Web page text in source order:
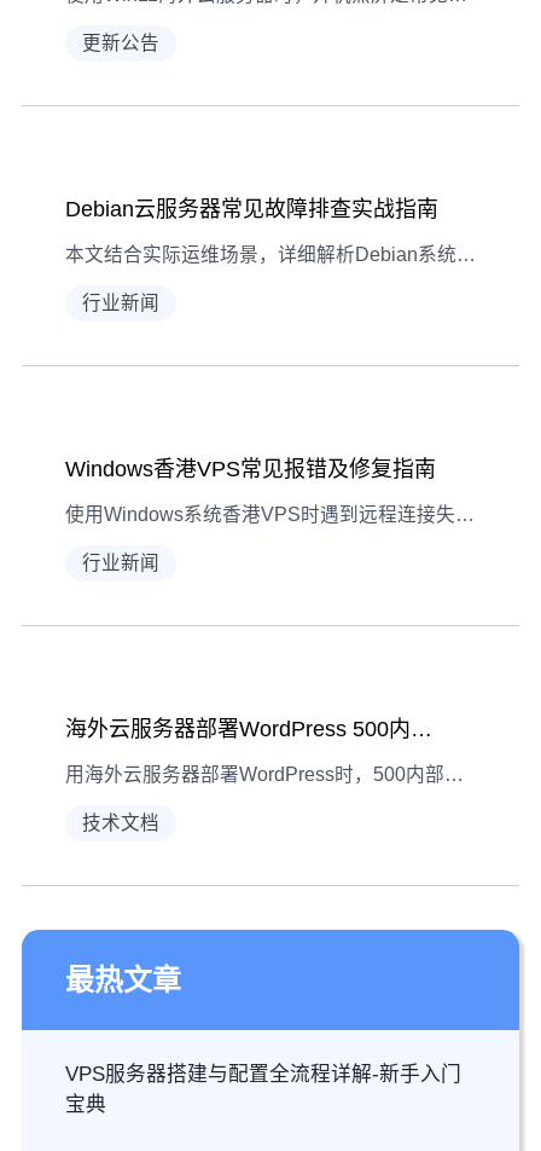
更新公告
Debian云服务器常见故障排查实战指南
本文结合实际运维场景，详细解析Debian系统云服务器网络连接、服务启动、磁盘空间三大常见故障的诊断与解决方法，助力快速定位问题。
行业新闻
Windows香港VPS常见报错及修复指南
使用Windows系统香港VPS时遇到远程连接失败、磁盘空间不足、服务启动异常？本文详解三大常见报错的诊断与修复方法，助你快速恢复VPS稳定运行。
行业新闻
海外云服务器部署WordPress 500内部错误修复指南
用海外云服务器部署WordPress时，500内部错误是常见故障。本文按现象-诊断-解决逻辑，详细讲解日志检查、权限调整、PHP版本升级等修复方法，助你快速恢复网站运行。
技术文档
最热文章
VPS服务器搭建与配置全流程详解-新手入门
宝典